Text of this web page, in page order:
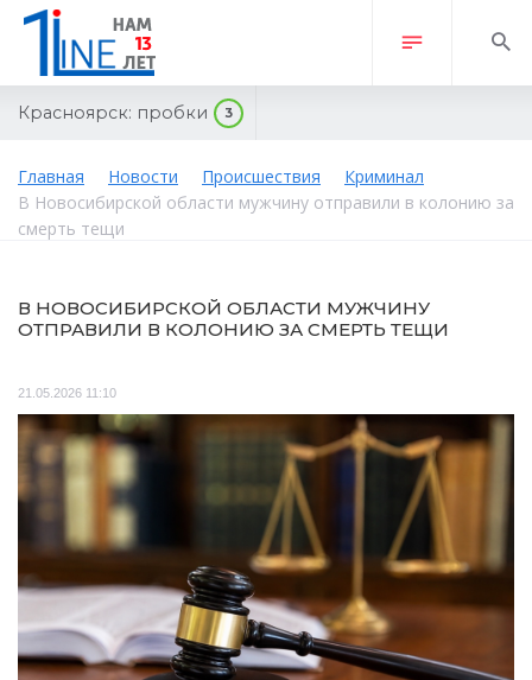
Красноярск: пробки 3
Главная Новости Происшествия
Криминал
В Новосибирской области мужчину отправили в колонию за
смерть тещи
В НОВОСИБИРСКОЙ ОБЛАСТИ МУЖЧИНУ
ОТПРАВИЛИ В КОЛОНИЮ ЗА СМЕРТЬ ТЕЩИ
21.05.2026 11:10